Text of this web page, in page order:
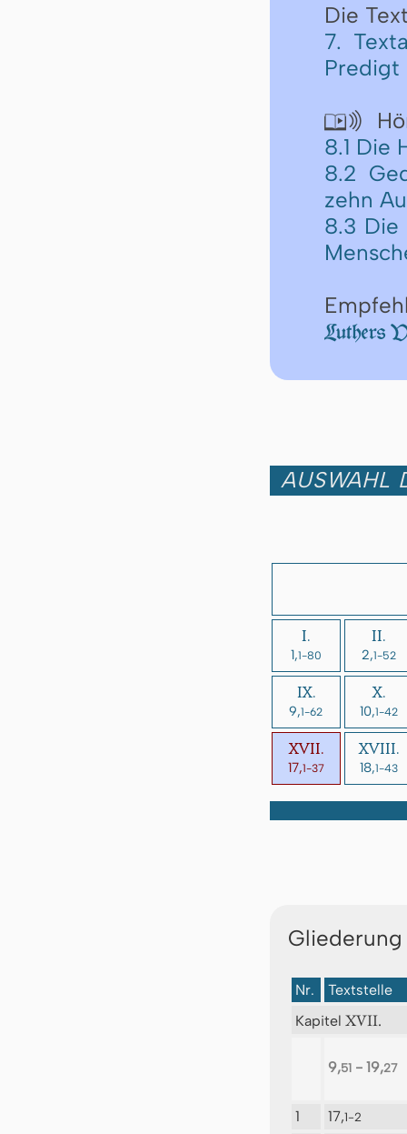
Die
7.
Predigt

8.1 Die
8.2
zehn
8.3 Die
Luthers
AUSWAHL
I.
1,1-80
II.
2,1-52
IX.
9,1-62
X.
10,1-42
XVII.
17,1-37
XVIII.
18,1-43
Nr.
Textstelle
Kapitel XVII.
9,51- 19,27
1 17,1-2